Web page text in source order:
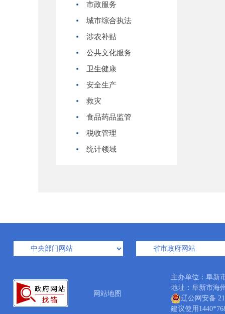
市政服务
城市综合执法
涉农补贴
公共文化服务
卫生健康
安全生产
救灾
食品药品监管
税收管理
统计领域
网站地图
主办单位：阜
地址：阜新市
辽公网安备
建议使用